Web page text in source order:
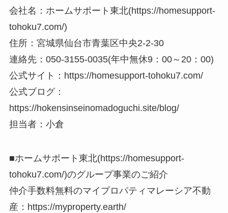
会社名：ホームサポート東北(https://homesupport-
tohoku7.com/)
住所：宮城県仙台市青葉区中央2-2-30
連絡先：050-3155-0035(年中無休9：00～20：00)
公式サイト：https://homesupport-tohoku7.com/
公式ブログ：
https://hokensinseinomadoguchi.site/blog/
担当者：小倉
■ホームサポート東北(https://homesupport-
tohoku7.com/)のグループ事業のご紹介
仲介手数料無料のマイプロパティマレーシア不動
産：https://myproperty.earth/